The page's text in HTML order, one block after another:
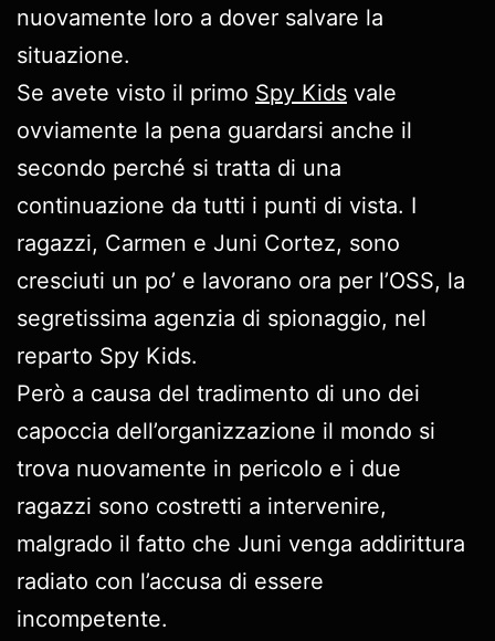
nuovamente loro a dover salvare la
situazione.
Se avete visto il primo Spy Kids vale
ovviamente la pena guardarsi anche il
secondo perché si tratta di una
continuazione da tutti i punti di vista. I
ragazzi, Carmen e Juni Cortez, sono
cresciuti un po’ e lavorano ora per l’OSS, la
segretissima agenzia di spionaggio, nel
reparto Spy Kids.
Però a causa del tradimento di uno dei
capoccia dell’organizzazione il mondo si
trova nuovamente in pericolo e i due
ragazzi sono costretti a intervenire,
malgrado il fatto che Juni venga addirittura
radiato con l’accusa di essere
incompetente.